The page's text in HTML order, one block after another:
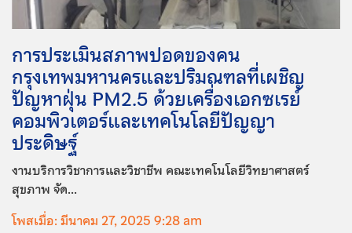
การประเมินสภาพปอดของคน
กรุงเทพมหานครและปริมณฑลที่เผชิญ
ปัญหาฝุ่น PM2.5 ด้วยเครื่องเอกซเรย์
คอมพิวเตอร์และเทคโนโลยีปัญญา
ประดิษฐ์
งานบริการวิชาการและวิชาชีพ คณะเทคโนโลยีวิทยาศาสตร์
สุขภาพ จัด...
โพสเมื่อ: มีนาคม 27, 2025 9:28 am